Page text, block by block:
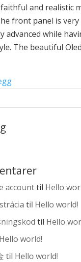
and realistic
front panel is
advanced while
The beautiful
accounttil Hello
til Hello world!
til Hello
Hello world!
til Hello world!